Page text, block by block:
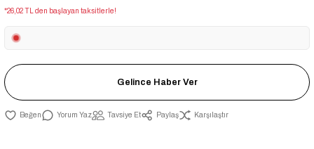
*26,02 TL den başlayan taksitlerle!
Gelince Haber Ver
Yorum Yaz Tavsiye Et Paylaş Karşılaştır